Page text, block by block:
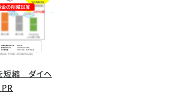
短縮 ダイヘ
PR